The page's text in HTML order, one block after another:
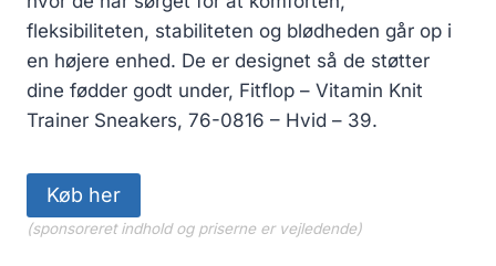
fleksibiliteten, stabiliteten og blødheden går op i
en højere enhed. De er designet så de støtter
dine fødder godt under, Fitflop – Vitamin Knit
Trainer Sneakers, 76-0816 – Hvid – 39.
Køb her
(sponsoreret indhold og priserne er vejledende)